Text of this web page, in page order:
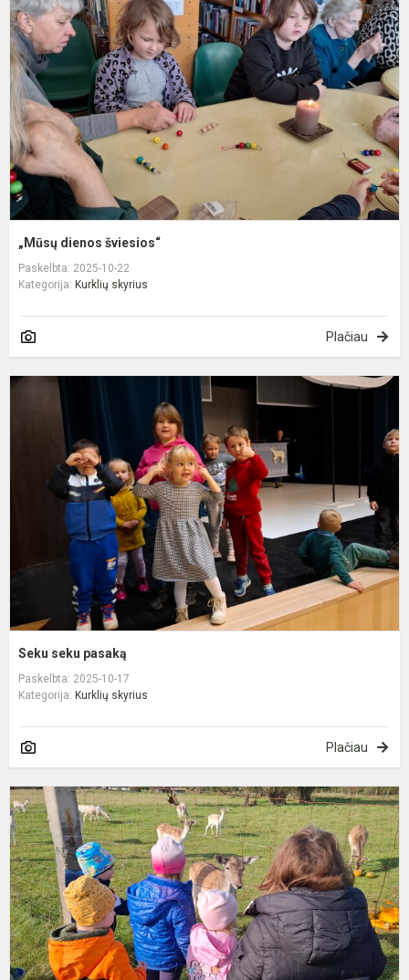
„Mūsų dienos šviesios“
Paskelbta: 2025-10-22
Kategorija: Kurklių skyrius
Plačiau
Seku seku pasaką
Paskelbta: 2025-10-17
Kategorija: Kurklių skyrius
Plačiau